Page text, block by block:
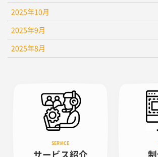
2025年10月
2025年9月
2025年8月